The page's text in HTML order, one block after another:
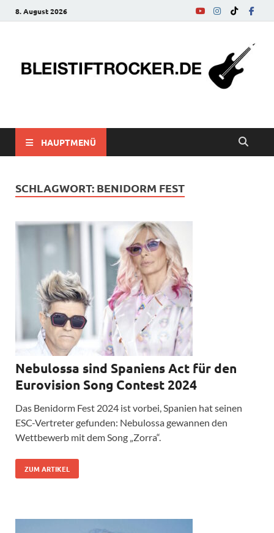
8. August 2026
bleistiftrocker.de
HAUPTMENÜ
SCHLAGWORT: BENIDORM FEST
Nebulossa sind Spaniens Act für den
Eurovision Song Contest 2024
Das Benidorm Fest 2024 ist vorbei, Spanien hat seinen
ESC-Vertreter gefunden: Nebulossa gewannen den
Wettbewerb mit dem Song „Zorra“.
ZUM ARTIKEL